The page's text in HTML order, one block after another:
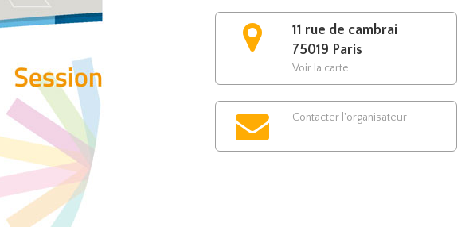
11 rue de cambrai
75019 Paris
Voir la carte
Contacter l'organisateur